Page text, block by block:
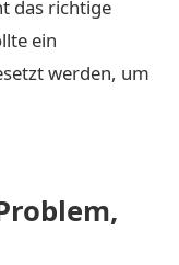
das richtige
ein
werden, um